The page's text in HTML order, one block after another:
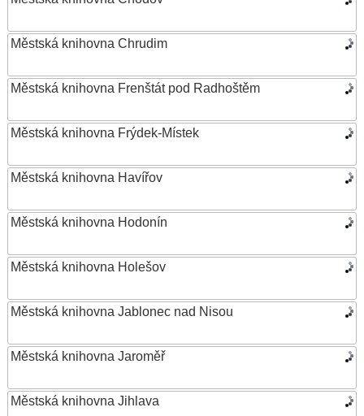
Městská knihovna Chrudim
Městská knihovna Frenštát pod Radhoštěm
Městská knihovna Frýdek-Místek
Městská knihovna Havířov
Městská knihovna Hodonín
Městská knihovna Holešov
Městská knihovna Jablonec nad Nisou
Městská knihovna Jaroměř
Městská knihovna Jihlava